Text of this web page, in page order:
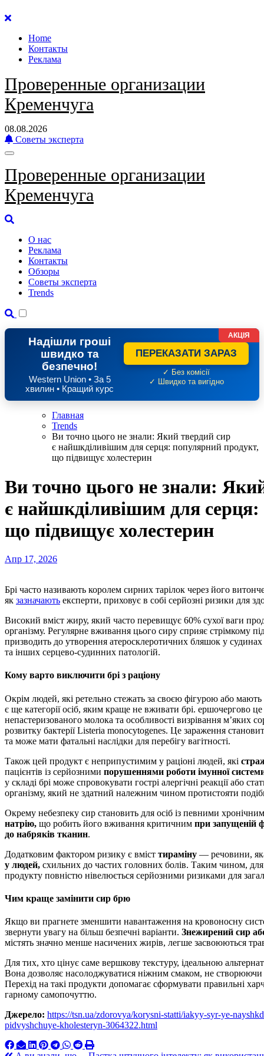
Перейти
содержанию
Home
Контакты
Реклама
Проверенные организации
Кременчуга
08.08.2026
Советы эксперта
Проверенные организации
Кременчуга
О нас
Реклама
Контакты
Обзоры
Советы эксперта
Trends
Надішли гроші
швидко та
безпечно!
Western Union • За 5
хвилин • Кращий курс
ПЕРЕКАЗАТИ ЗАРАЗ
✓ Без комісії
✓ Швидко та вигідно
АКЦІЯ
Главная
Trends
Ви точно цього не знали: Який твердий сир
є найшкділивішим для серця: популярний продукт,
що підвищує холестерин
Ви точно цього не знали:
є найшкділивішим для
що підвищує холестерин
Апр 17, 2026
Брі часто називають королем сирних тарілок через його витончений смак та ніжну текстуру, проте цей делікатес,
як зазначають експерти, приховує в собі серйозні ризики для
Високий вміст жиру, який часто перевищує 60% сухої ваги
організму. Регулярне вживання цього сиру сприяє стрімкому
призводить до утворення атеросклеротичних бляшок у судинах
та інших серцево-судинних патологій.
Кому варто виключити брі з раціону
Окрім людей, які ретельно стежать за своєю фігурою або мають
є ще категорії осіб, яким краще не вживати брі. ершочергово це
непастеризованого молока та особливості визрівання м’яких
розвитку бактерії Listeria monocytogenes. Це зараження
та може мати фатальні наслідки для перебігу вагітності.
Також цей продукт є неприпустимим у раціоні людей, які
пацієнтів із серйозними порушеннями роботи імунної
у складі брі може спровокувати гострі алергічні реакції або
організму, який не здатний належним чином протистояти
Окрему небезпеку сир становить для осіб із певними
натрію, що робить його вживання критичним при запущеній
до набряків тканин.
Додатковим фактором ризику є вміст тираміну — речовини,
у людей, схильних до частих головних болів. Таким чином,
продукту повністю нівелюється серйозними ризиками для
Чим краще замінити сир брю
Якщо ви прагнете зменшити навантаження на кровоносну
звернути увагу на більш безпечні варіанти. Знежирений сир
містять значно менше насичених жирів, легше засвоюються
Для тих, хто цінує саме вершкову текстуру, ідеальною
Вона дозволяє насолоджуватися ніжним смаком, не
Перехід на такі продукти допомагає сформувати правильні
гарному самопочуттю.
Джерело: https://tsn.ua/zdorovya/korysni-statti/iakyy-syr-ye-
pidvyshchuye-kholesteryn-3064322.html